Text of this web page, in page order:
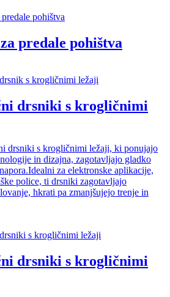
predale pohištva
drsniki s krogličnimi
drsniki s krogličnimi ležaji, ki ponujajo
in dizajna, zagotavljajo gladko
za elektronske aplikacije,
police, ti drsniki zagotavljajo
hkrati pa zmanjšujejo trenje in
drsniki s krogličnimi